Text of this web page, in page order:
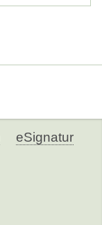
eSignatur